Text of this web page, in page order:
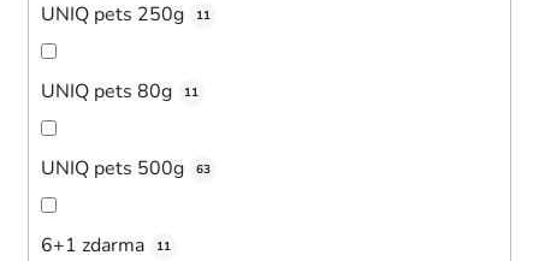
UNIQ pets 250g 11
UNIQ pets 80g 11
UNIQ pets 500g 63
6+1 zdarma 11